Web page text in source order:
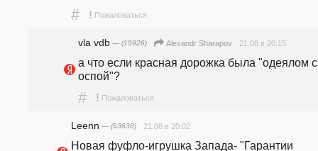
# ! Пожаловаться
vla vdb — (15926) Alexandr Sharapov 21.08 в 20:15
а что если красная дорожка была "одеялом с
оспой"?
# ! Пожаловаться
Leenn — (63638) 21.08 в 20:02
Новая фуфло-игрушка Запада- "Гарантии